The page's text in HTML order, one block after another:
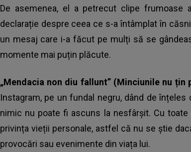
De asemenea, el a petrecut clipe
declarație despre ceea ce s-a întâmplat în
un mesaj care i-a făcut pe mulți să se
momente mai puțin plăcute.
„Mendacia non diu fallunt” (Minciunile nu țin
Instagram, pe un fundal negru, dând de
nimic nu poate fi ascuns la nesfârșit. Cu
privința vieții personale, astfel că nu se știe
provocări sau evenimente din viața lui.